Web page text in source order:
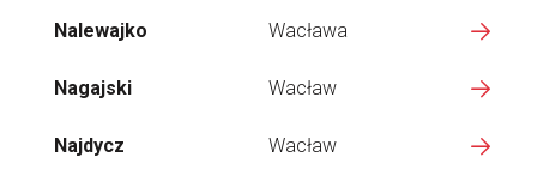
Nalewajko Wacława
Nagajski Wacław
Najdycz Wacław